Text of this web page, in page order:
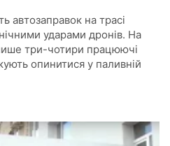
автозаправок на трасі
ударами дронів. На
три-чотири працюючі
опинитися у паливній